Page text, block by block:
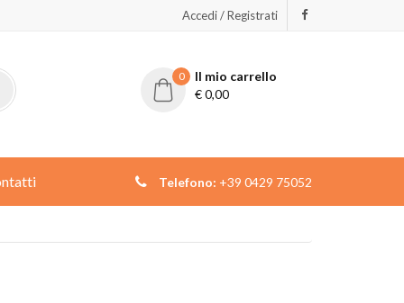
Accedi / Registrati
0
Il mio carrello
€0,00
Telefono: +39 0429 75052